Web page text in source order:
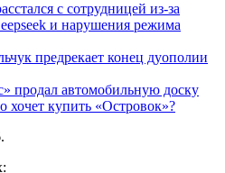
с сотрудницей из-за
и нарушения режима
предрекает конец дуополии
продал автомобильную доску
хочет купить «Островок»?